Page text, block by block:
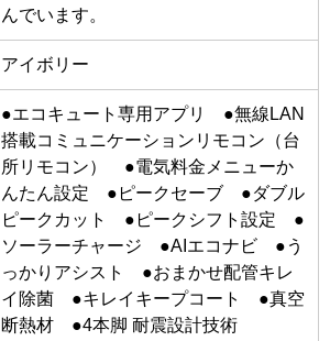
んでいます。
アイボリー
●エコキュート専用アプリ ●無線LAN
搭載コミュニケーションリモコン（台
所リモコン） ●電気料金メニューか
んたん設定 ●ピークセーブ ●ダブル
ピークカット ●ピークシフト設定 ●
ソーラーチャージ ●AIエコナビ ●う
っかりアシスト ●おまかせ配管キレ
イ除菌 ●キレイキープコート ●真空
断熱材 ●4本脚 耐震設計技術